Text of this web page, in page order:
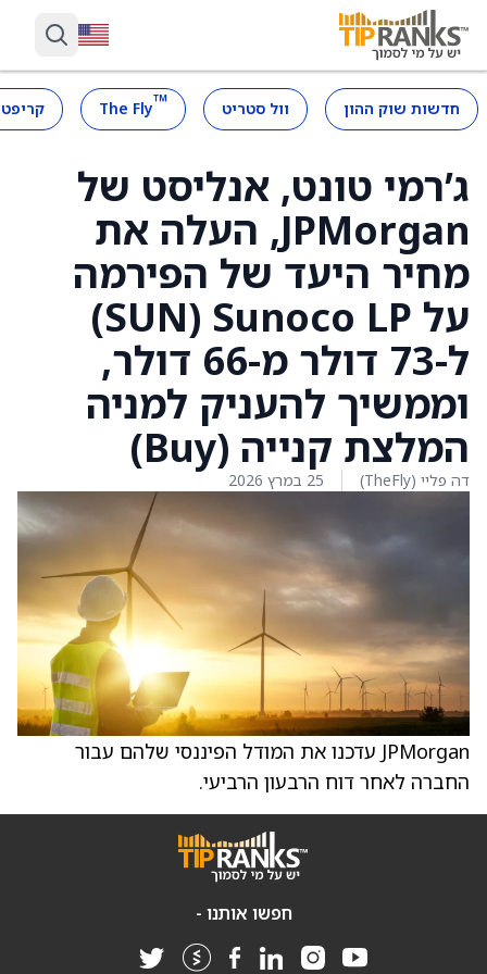
חדשות שוק ההון וול סטריט ™
The Fly
ג’רמי טונט, אנליסט של
JPMorgan, העלה את
מחיר היעד של הפירמה
על Sunoco LP ‏(SUN)
ל-73 דולר מ-66 דולר,
וממשיך להעניק למניה
המלצת קנייה (Buy)
דה פליי (TheFly) 25 במרץ 2026
JPMorgan עדכנו את המודל הפיננסי שלהם עבור
החברה לאחר דוח הרבעון הרביעי.
חפשו אותנו -